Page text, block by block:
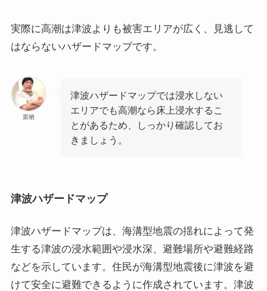
実際に高潮は津波よりも被害エリアが広く、見逃して
はならないハザードマップです。
栗栖
津波ハザードマップでは浸水しない
エリアでも高潮なら床上浸水するこ
とがあるため、しっかり確認してお
きましょう。
津波ハザードマップ
津波ハザードマップは、海溝型地震の揺れによって発
生する津波の浸水範囲や浸水深、避難場所や避難経路
などを示しています。住民が海溝型地震後に津波を避
けて安全に避難できるように作成されています。津波